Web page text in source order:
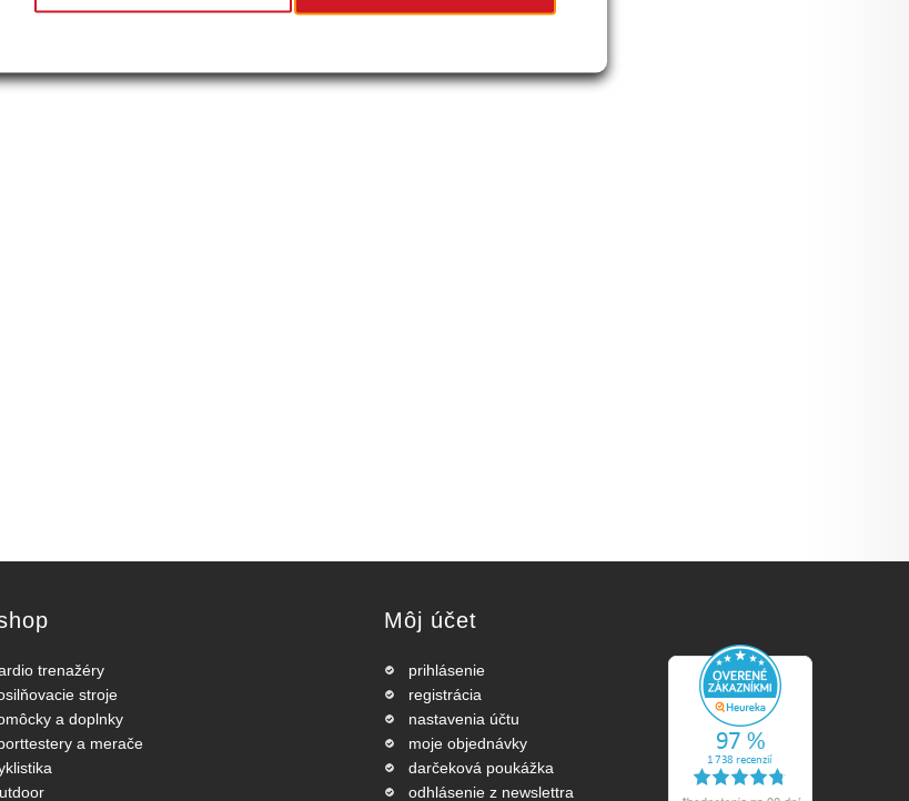
trenažéry
stroje
a doplnky
a merače
Môj účet
prihlásenie
registrácia
nastavenia účtu
moje objednávky
darčeková poukážka
odhlásenie z newslettra